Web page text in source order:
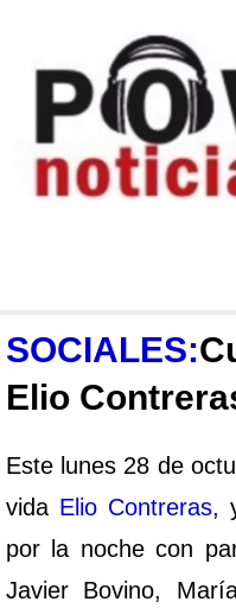
SOCIALES:
Elio
Este lunes 28 de
vidaElio Contreras,
por la noche con
Javier Bovino,